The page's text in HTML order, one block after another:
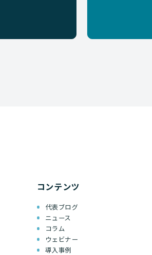
コンテンツ
代表ブログ
ニュース
コラム
ウェビナー
導入事例